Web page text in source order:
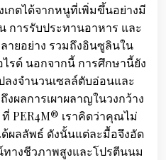
เกตได้จากหนูที่เพิ่มขึ้นอย่างมี
ารรับประทานอาหาร และ
ายอย่าง รวมถึงอินซูลินใน
ไรด์ นอกจากนี้ การศึกษานี้ยัง
ลงจำนวนเซลล์ตับอ่อนและ
ผลการเผาผลาญในวงกว้าง
PER4M® เราคิดว่าคุณไม่
ผลลัพธ์ ดังนั้นแต่ละมื้อจึงอัด
างชีวภาพสูงและโปรตีนนม